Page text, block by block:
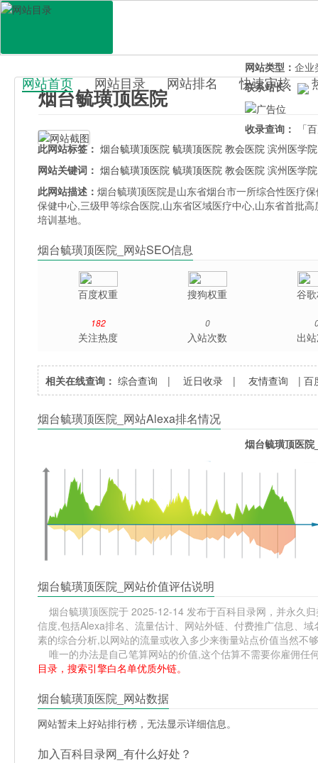
百科目录
网站首页 网站目录 网站排名 快速审核
烟台毓璜顶医院
网站类型： 企业
联系站长：
收录查询：
「
此网站标签： 烟台毓璜顶医院 毓璜顶医院 教会医院 滨州医学院
网站关键词： 烟台毓璜顶医院 毓璜顶医院 教会医院 滨州医学院
此网站描述：烟台毓璜顶医院是山东省烟台市一所综合性医疗
保健中心,三级甲等综合医院,山东省区域医疗中心,山东省首批
培训基地。
烟台毓璜顶医院_网站SEO信息
百度权重 搜狗权重 谷
182
关注热度
0
入站次数 出
相关在线查询： 综合查询 |近日收录 |友情查询 |百
烟台毓璜顶医院_网站Alexa排名情况
烟台毓璜顶医
烟台毓璜顶医院_网站价值评估说明
烟台毓璜顶医院于 2025-12-14 发布于百科目录网，并永久
信度,包括Alexa排名、流量估计、网站外链、付费推广信息、
素的综合分析,以网站的流量或收入多少来衡量站点价值当然不
唯一的办法是自己笔算网站的价值,这个估算不需要你雇佣任
目录，搜索引擎白名单优质外链。
烟台毓璜顶医院_网站数据
网站暂未上好站排行榜，无法显示详细信息。
加入百科目录网_有什么好处？